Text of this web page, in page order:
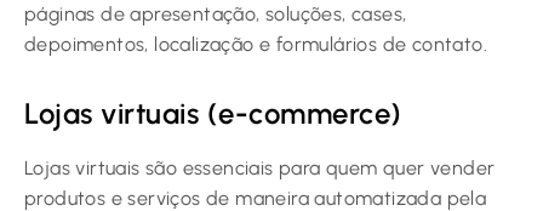
páginas de apresentação, soluções, cases,
depoimentos, localização e formulários de contato.
Lojas virtuais (e-commerce)
Lojas virtuais são essenciais para quem quer vender
produtos e serviços de maneira automatizada pela